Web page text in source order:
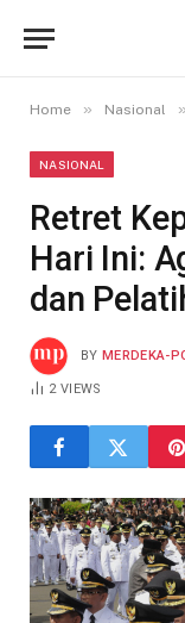
Home » Nasional »
NASIONAL
Retret
Hari Ini:
dan
BY MERDEKA-
2VIEWS